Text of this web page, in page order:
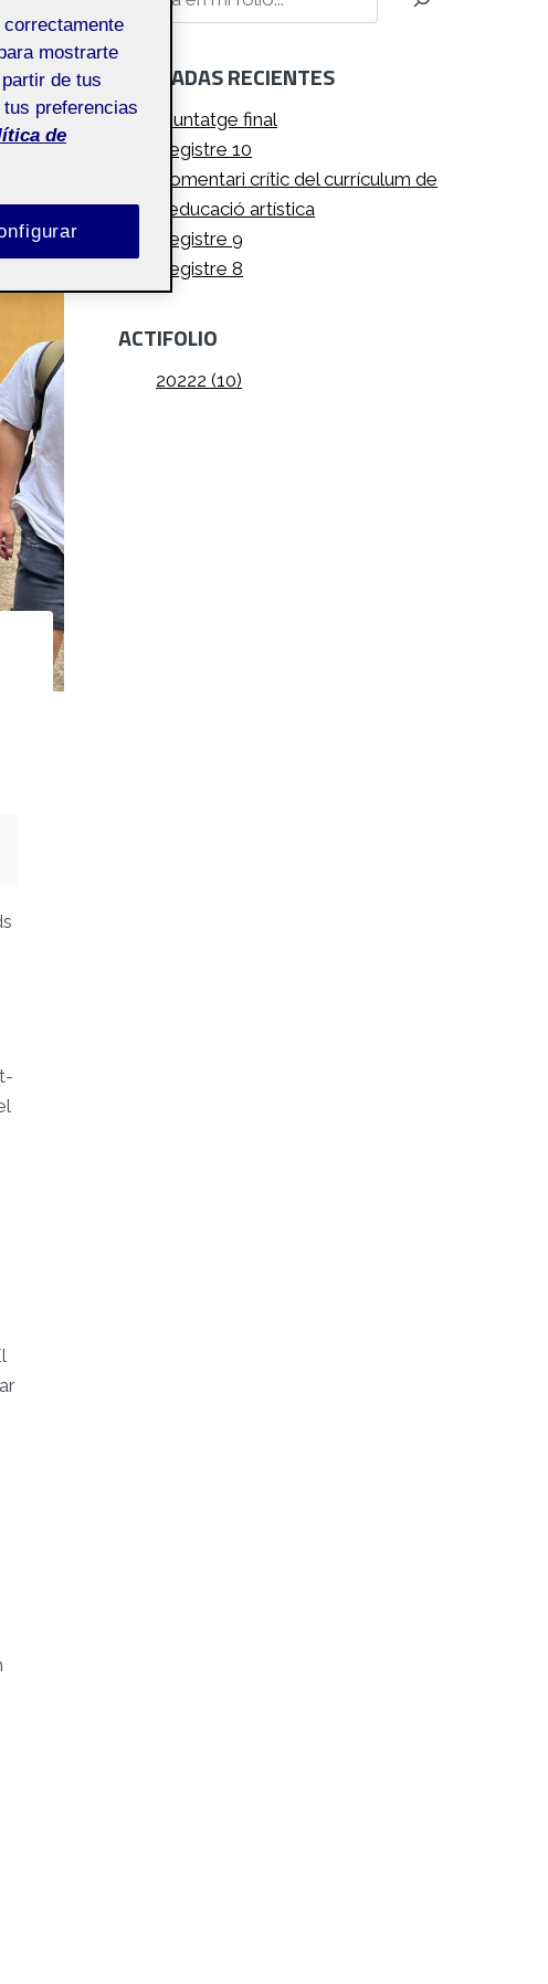
ENTRADAS RECIENTES
Muntatge final
Registre 10
Comentari crític del currículum de
d’educació artística
Registre 9
Registre 8
ACTIFOLIO
20222 (10)
mostrarte
de tus
preferencias
de